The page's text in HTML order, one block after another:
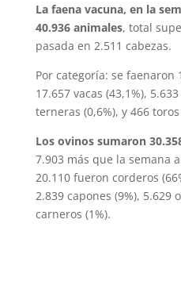
La faena vacuna, en la
40.936 animales, total
pasada en 2.511 cabezas.
Por categoría: se faenaron
17.657 vacas (43,1%),
terneras (0,6%), y 466 toros
Los ovinos sumaron
7.903 más que la semana
20.110 fueron corderos
2.839 capones (9%), 5.629
carneros (1%).